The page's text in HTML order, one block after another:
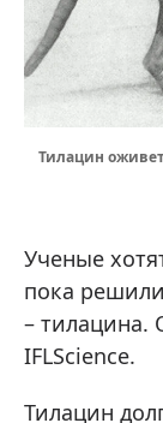
Тилацин
Ученые
пока
– тилацина.
IFLScience.
Тилацин